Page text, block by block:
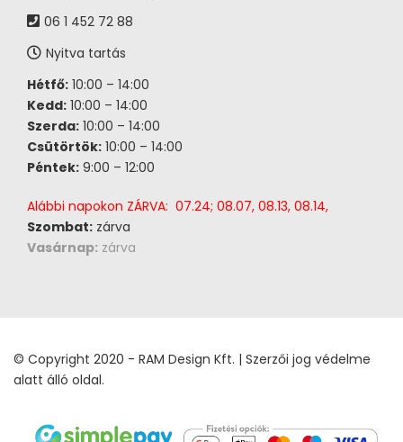
06 1 452 72 88
Nyitva tartás
Hétfő: 10:00 – 14:00
Kedd: 10:00 – 14:00
Szerda: 10:00 – 14:00
Csütörtök: 10:00 – 14:00
Péntek: 9:00 – 12:00
Alábbi napokon ZÁRVA: 07.24; 08.07, 08.13, 08.14,
Szombat: zárva
Vasárnap: zárva
© Copyright 2020 - RAM Design Kft. | Szerzői jog védelme
alatt álló oldal.